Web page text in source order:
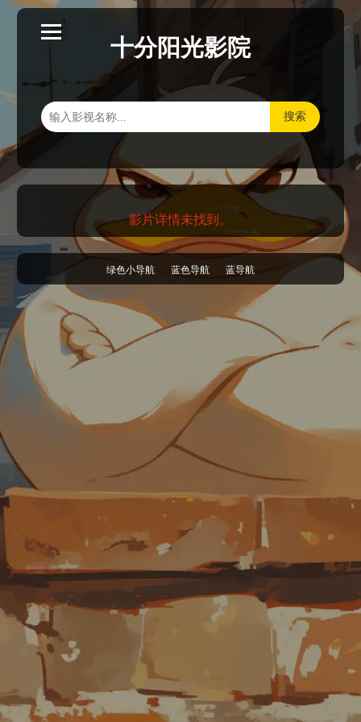
十分阳光影院
搜索
影片详情未找到。
绿色小导航 蓝色导航 蓝导航